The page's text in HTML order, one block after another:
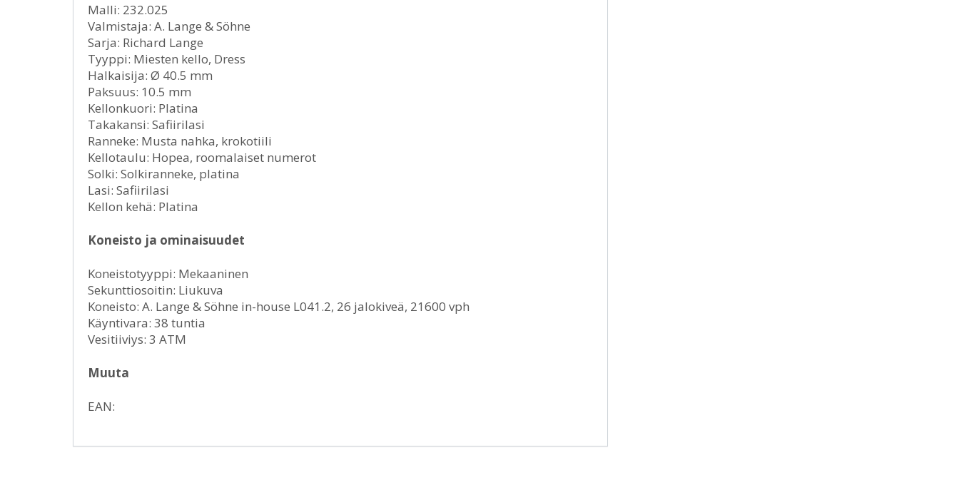
Malli: 232.025
Valmistaja: A. Lange & Söhne
Sarja: Richard Lange
Tyyppi: Miesten kello, Dress
Halkaisija: Ø 40.5 mm
Paksuus: 10.5 mm
Kellonkuori: Platina
Takakansi: Safiirilasi
Ranneke: Musta nahka, krokotiili
Kellotaulu: Hopea, roomalaiset numerot
Solki: Solkiranneke, platina
Lasi: Safiirilasi
Kellon kehä: Platina
Koneisto ja ominaisuudet
Koneistotyyppi: Mekaaninen
Sekunttiosoitin: Liukuva
Koneisto: A. Lange & Söhne in-house L041.2, 26 jalokiveä, 21600 vph
Käyntivara: 38 tuntia
Vesitiiviys: 3 ATM
Muuta
EAN: